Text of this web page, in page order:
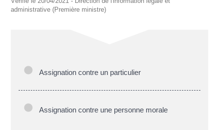
administrative (Première ministre)
Assignation contre un particulier
Assignation contre une personne morale